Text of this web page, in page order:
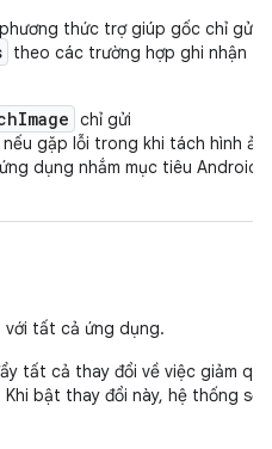
thức trợ giúp gốc chỉ gửi
theo các trường hợp ghi nhận
chỉ gửi
nếu gặp lỗi trong khi tách hình
dụng nhắm mục tiêu Android
với tất cả ứng dụng.
tất cả thay đổi về việc giảm
bật thay đổi này, hệ thống sẽ